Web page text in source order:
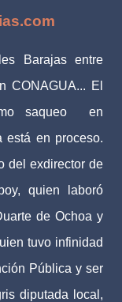
Barajas entre
CONAGUA... El
saqueo
en
está en proceso.
del exdirector de
quien laboró
de Ochoa y
tuvo infinidad
Pública y ser
diputada local,